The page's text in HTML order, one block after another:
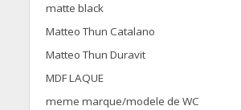
matte black
Matteo Thun Catalano
Matteo Thun Duravit
MDF LAQUE
meme marque/modele de WC